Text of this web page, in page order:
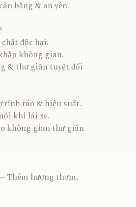
bằng & an yên.
độc hại.
không gian.
& thư giãn tuyệt đối.
tỉnh táo & hiệu suất.
khi lái xe.
không gian thư giãn
Thêm hương thơm,